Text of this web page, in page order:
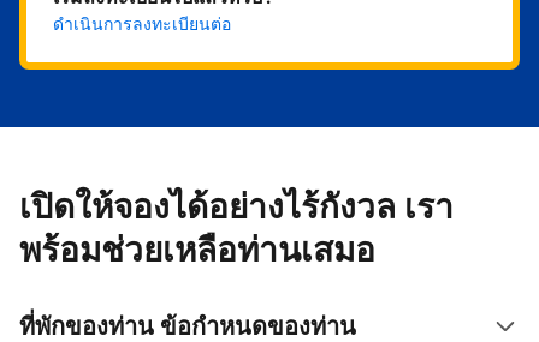
ดำเนินการลงทะเบียนต่อ
เปิดให้จองได้อย่างไร้กังวล เรา
พร้อมช่วยเหลือท่านเสมอ
ที่พักของท่าน ข้อกำหนดของท่าน